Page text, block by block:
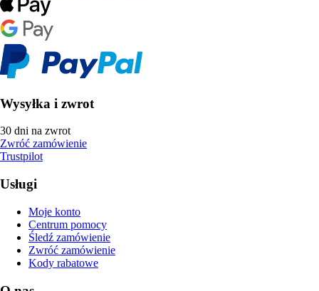
Wysyłka i zwrot
30 dni na zwrot
Zwróć zamówienie
Trustpilot
Usługi
Moje konto
Centrum pomocy
Śledź zamówienie
Zwróć zamówienie
Kody rabatowe